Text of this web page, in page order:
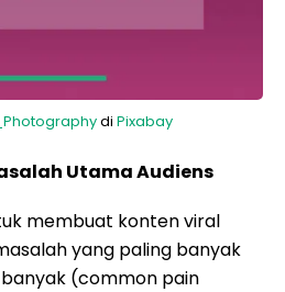
di Pixabay
Utama Audiens
membuat konten viral
yang paling banyak
(common pain